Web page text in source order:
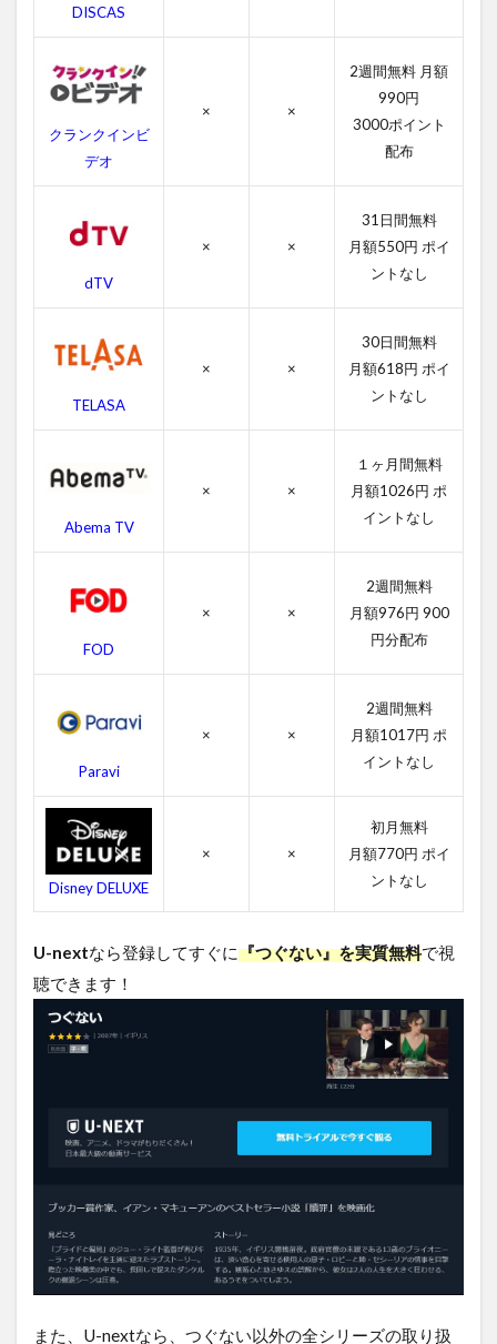
な
の
作
情
つぐ
ない
想
つぐ
ない
ャス
ト・
替え
4.3
つぐ
のス
フ
4.4
ない
連作
5
つ
な
い
無
料
視
聴
す
る
ま
と
DISCAS
クランクインビ
デオ
× ×
2週間無料 月額
990円
3000ポイント
配布
dTV
× ×
31日間無料
月額550円 ポイ
ントなし
TELASA
× ×
30日間無料
月額618円 ポイ
ントなし
Abema TV
× ×
１ヶ月間無料
月額1026円 ポ
イントなし
FOD
× ×
2週間無料
月額976円 900
円分配布
Paravi
× ×
2週間無料
月額1017円 ポ
イントなし
Disney DELUXE
× ×
初月無料
月額770円 ポイ
ントなし
U-nextなら登録してすぐに『つぐない』を実質無料で視
聴できます！
また、U-nextなら、つぐない以外の全シリーズの取り扱